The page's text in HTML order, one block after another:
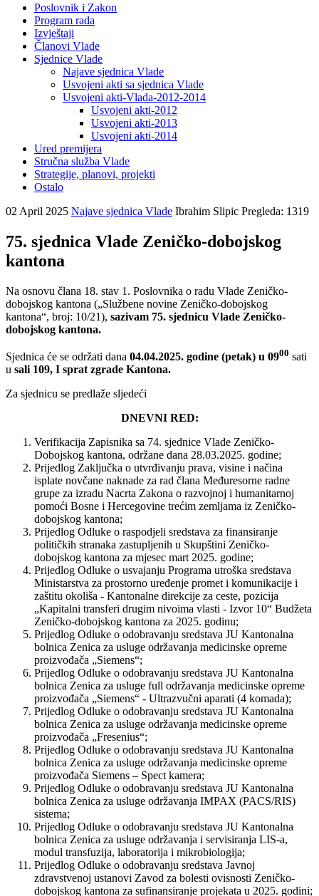
Poslovnik i Zakon
Program rada
Izvještaji
Članovi Vlade
Sjednice Vlade
Najave sjednica Vlade
Usvojeni akti sa sjednica Vlade
Usvojeni akti-Vlada-2012-2014
Usvojeni akti-2012
Usvojeni akti-2013
Usvojeni akti-2014
Ured premijera
Stručna služba Vlade
Strategije, planovi, projekti
Ostalo
02 April 2025 Najave sjednica Vlade Ibrahim Slipic Pregleda: 1319
75. sjednica Vlade Zeničko-dobojskog
kantona
Na osnovu člana 18. stav 1. Poslovnika o radu Vlade Zeničko-
dobojskog kantona („Službene novine Zeničko-dobojskog
kantona“, broj: 10/21), sazivam 75. sjednicu Vlade Zeničko-
dobojskog kantona.
Sjednica će se održati dana 04.04.2025. godine (petak) u 0900 sati
u sali 109, I sprat zgrade Kantona.
Za sjednicu se predlaže sljedeći
DNEVNI RED:
Verifikacija Zapisnika sa 74. sjednice Vlade Zeničko-
Dobojskog kantona, održane dana 28.03.2025. godine;
Prijedlog Zaključka o utvrđivanju prava, visine i načina
isplate novčane naknade za rad člana Međuresorne radne
grupe za izradu Nacrta Zakona o razvojnoj i humanitarnoj
pomoći Bosne i Hercegovine trećim zemljama iz Zeničko-
dobojskog kantona;
Prijedlog Odluke o raspodjeli sredstava za finansiranje
političkih stranaka zastupljenih u Skupštini Zeničko-
dobojskog kantona za mjesec mart 2025. godine;
Prijedlog Odluke o usvajanju Programa utroška sredstava
Ministarstva za prostorno uređenje promet i komunikacije i
zaštitu okoliša - Kantonalne direkcije za ceste, pozicija
„Kapitalni transferi drugim nivoima vlasti - Izvor 10“ Budžeta
Zeničko-dobojskog kantona za 2025. godinu;
Prijedlog Odluke o odobravanju sredstava JU Kantonalna
bolnica Zenica za usluge održavanja medicinske opreme
proizvođača „Siemens“;
Prijedlog Odluke o odobravanju sredstava JU Kantonalna
bolnica Zenica za usluge full održavanja medicinske opreme
proizvođača „Siemens“ - Ultrazvučni aparati (4 komada);
Prijedlog Odluke o odobravanju sredstava JU Kantonalna
bolnica Zenica za usluge održavanja medicinske opreme
proizvođača „Fresenius“;
Prijedlog Odluke o odobravanju sredstava JU Kantonalna
bolnica Zenica za usluge održavanja medicinske opreme
proizvođača Siemens – Spect kamera;
Prijedlog Odluke o odobravanju sredstava JU Kantonalna
bolnica Zenica za usluge održavanja IMPAX (PACS/RIS)
sistema;
Prijedlog Odluke o odobravanju sredstava JU Kantonalna
bolnica Zenica za usluge održavanja i servisiranja LIS-a,
modul transfuzija, laboratorija i mikrobiologija;
Prijedlog Odluke o odobravanju sredstava Javnoj
zdravstvenoj ustanovi Zavod za bolesti ovisnosti Zeničko-
dobojskog kantona za sufinansiranje projekata u 2025. godini;